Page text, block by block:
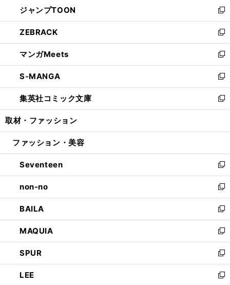
く
で
開
く
ド
ウ
で
開
く
ィ
ン
ド
ウ
で
開
く
い
ウ
ィ
ン
ド
ウ
で
開
く
ジャンプTOON
新
し
い
ウ
ィ
ン
ド
ウ
で
開
ZEBRACK
新
し
い
ウ
ィ
ン
ド
ウ
開
マンガMeets
新
し
い
ウ
ィ
ン
ウ
開
く
S-MANGA
新
し
い
ウ
ン
ウ
で
開
く
集英社コミック文庫
新
し
ウ
ン
ド
ウ
で
開
く
取材・ファッション
ファッション・美容
Seventeen
新
し
い
ウ
ィ
ン
ド
ウ
で
開
く
non-no
新
し
い
ウ
ィ
ン
ド
ウ
で
BAILA
新
し
い
ウ
ィ
ン
ド
MAQUIA
新
し
い
ウ
ィ
SPUR
新
し
い
LEE
新